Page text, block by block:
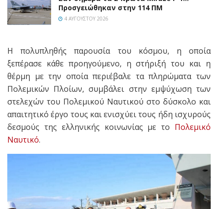
Προσγειώθηκαν στην 114 ΠΜ
4 ΑΥΓΟΎΣΤΟΥ 2026
Η πολυπληθής παρουσία του κόσμου, η οποία
ξεπέρασε κάθε προηγούμενο, η στήριξή του και η
θέρμη με την οποία περιέβαλε τα πληρώματα των
Πολεμικών Πλοίων, συμβάλει στην εμψύχωση των
στελεχών του Πολεμικού Ναυτικού στο δύσκολο και
απαιτητικό έργο τους και ενισχύει τους ήδη ισχυρούς
δεσμούς της ελληνικής κοινωνίας με το Πολεμικό
Ναυτικό.